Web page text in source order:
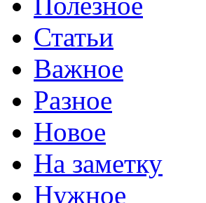
Статьи
Важное
Разное
Новое
На заметку
Нужное